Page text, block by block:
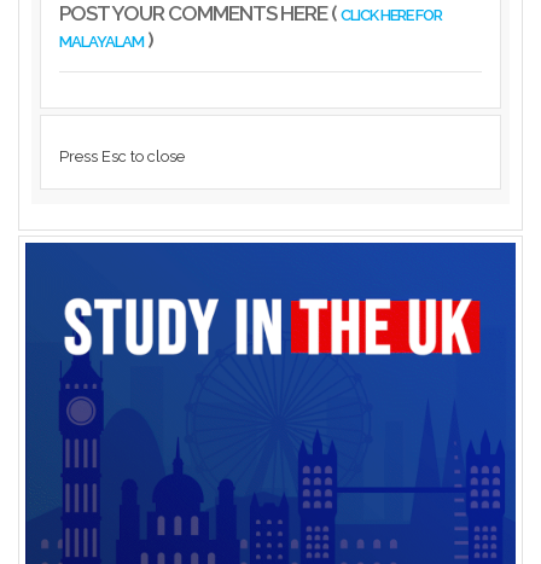
POST YOUR COMMENTS HERE ( CLICK HERE FOR
MALAYALAM)
Press Esc to close